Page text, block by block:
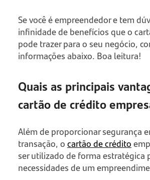
Se você é empreendedor e tem
infinidade de benefícios que o
pode trazer para o seu negócio,
informações abaixo. Boa leitura!
Quais as principais
cartão de crédito
Além de proporcionar segurança
transação, ocartão de crédito
ser utilizado de forma estratégica
necessidades de um